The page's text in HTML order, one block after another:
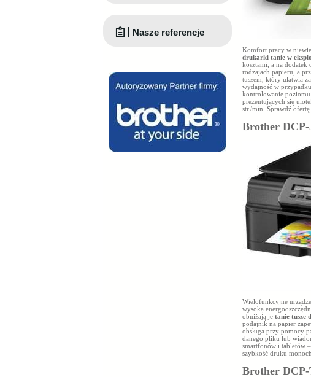
Komfort pracy w
drukarki tanie w
kosztami, a na dodatek
rodzajach papieru, a
tuszem, który ułatwia
wydajność w
kontrolowanie
prezentujących się
str./min. Sprawdź
Brother
Wielofunkcyjne
wysoką
obniżają je tanie tusze
podajnik na papier
obsługa przy pomocy
danego pliku lub
smartfonów i tabletów
szybkość druku
Brother
Nasze referencje